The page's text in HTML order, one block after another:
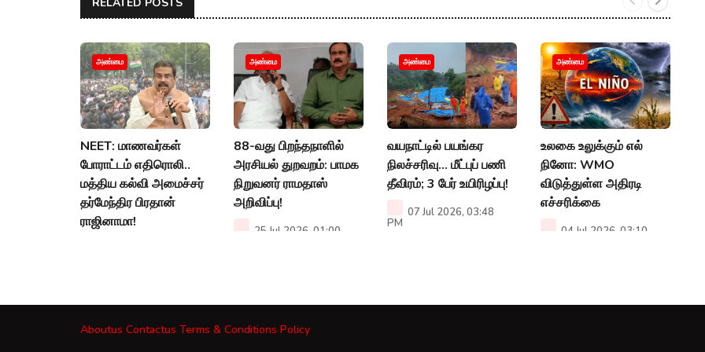
அண்மை
NEET: மாணவர்கள்
போராட்டம் எதிரொலி..
மத்திய கல்வி அமைச்சர்
தர்மேந்திர பிரதான்
ராஜினாமா!
அண்மை
88-வது பிறந்தநாளில்
அரசியல் துறவறம்: பாமக
நிறுவனர் ராமதாஸ்
அறிவிப்பு!
25 Jul 2026, 01:00
அண்மை
வயநாட்டில் பயங்கர
நிலச்சரிவு... மீட்புப் பணி
தீவிரம்; 3 பேர் உயிரிழப்பு!
07 Jul 2026, 03:48
PM
அண்மை
உலகை உலுக்கும் எல்
நினோ: WMO
விடுத்துள்ள அதிரடி
எச்சரிக்கை
04 Jul 2026, 03:10
Aboutus Contactus Terms & Conditions Policy